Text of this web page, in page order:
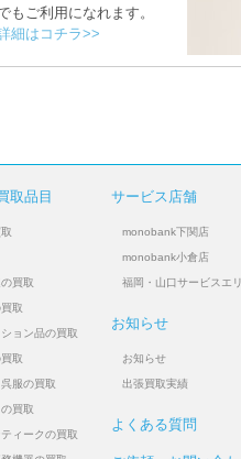
もご利用になれます。
細はコチラ>>
取品目
買取
取
ョン品の買取
取
服の買取
買取
ィークの買取
サービス店舗
monobank下関店
monobank小倉店
福岡・山口サービスエ
お知らせ
お知らせ
出張買取実績
よくある質問